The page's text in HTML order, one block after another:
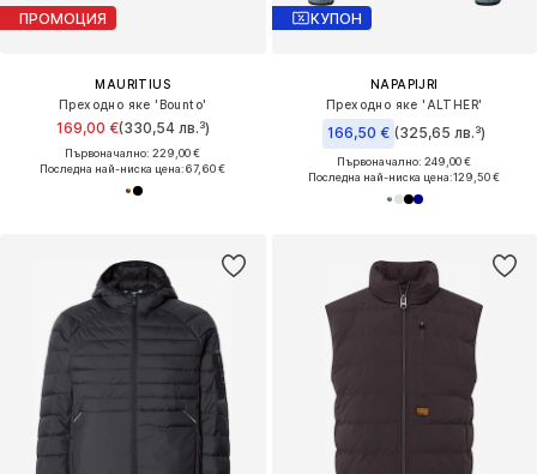
ПРОМОЦИЯ
MAURITIUS
Преходно яке 'Bounto'
169,00 €(330,54 лв.³)
Първоначално: 229,00 €
Последна най-ниска цена:67,60 €
КУПОН
NAPAPIJRI
Преходно яке 'ALTHER'
166,50 € (325,65 лв.³)
Първоначално: 249,00 €
Последна най-ниска цена:129,50 €